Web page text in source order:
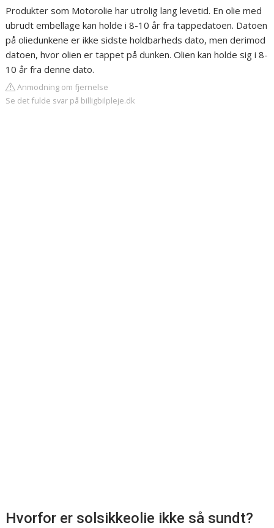
Produkter som Motorolie har utrolig lang levetid. En olie med
ubrudt embellage kan holde i 8-10 år fra tappedatoen. Datoen
på oliedunkene er ikke sidste holdbarheds dato, men derimod
datoen, hvor olien er tappet på dunken. Olien kan holde sig i 8-
10 år fra denne dato.
Anmodning om fjernelse
Se det fulde svar på billigbilpleje.dk
Hvorfor er solsikkeolie ikke så sundt?